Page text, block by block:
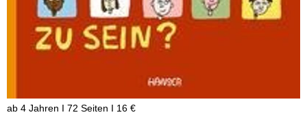
ab 4 Jahren I 72 Seiten I 16 €